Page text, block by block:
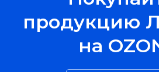
продукцию
на